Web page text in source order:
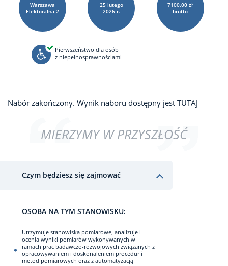
Warszawa
Elektoralna 2
25 lutego
2026 r.
7100,00 zł
brutto
Pierwszeństwo dla osób
z niepełnosprawnościami
Nabór zakończony. Wynik naboru dostępny jest TUTAJ
MIERZYMY W PRZYSZŁOŚĆ
Czym będziesz się zajmować
OSOBA NA TYM STANOWISKU:
Utrzymuje stanowiska pomiarowe, analizuje i
ocenia wyniki pomiarów wykonywanych w
ramach prac badawczo-rozwojowych związanych z
opracowywaniem i doskonaleniem procedur i
metod pomiarowych oraz z automatyzacją